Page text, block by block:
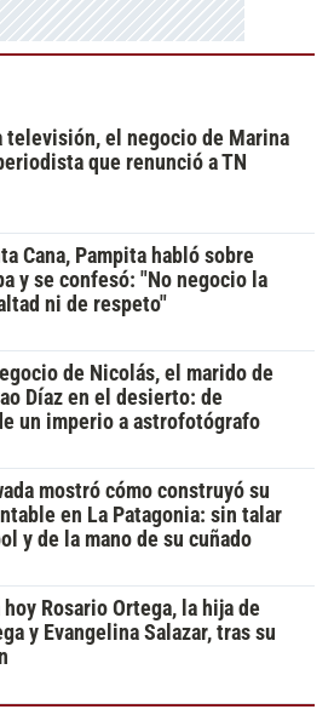
televisión, el negocio de Marina
que renunció a TN
Cana, Pampita habló sobre
y se confesó: "No negocio la
ni de respeto"
de Nicolás, el marido de
Díaz en el desierto: de
un imperio a astrofotógrafo
mostró cómo construyó su
en La Patagonia: sin talar
y de la mano de su cuñado
Rosario Ortega, la hija de
y Evangelina Salazar, tras su